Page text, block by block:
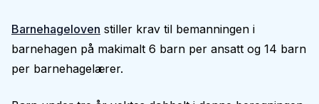
Barnehageloven stiller krav til bemanningen i
barnehagen på makimalt 6 barn per ansatt og 14 barn
per barnehagelærer.